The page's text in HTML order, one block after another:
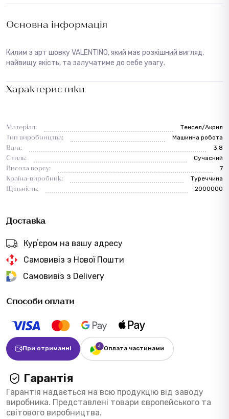
Основна інформація
Килим з арт шовку VALENTINO, який має розкішний вигляд,
найвищу якість, та залучатиме до себе увагу.
Характеристики
Матеріал:
Тенсел/Акрил
Тип виробництва:
Машинна робота
Вага:
3.8
Стиль:
Сучасний
Висота ворсу:
7
Країна-виробник:
Туреччина
Щільність:
2000000
Доставка
Курʼєром на вашу адресу
Самовивіз з Нової Пошти
Самовивіз з Delivery
Способи оплати
При отриманні Оплата частинами
Гарантія
Гарантія надається на всю продукцію від заводу
виробника. Представлені товари європейського та
світового виробництва.